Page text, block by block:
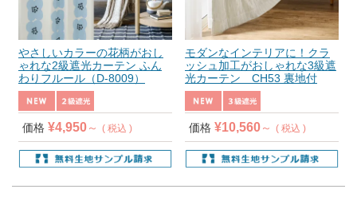
やさしいカラーの花柄がおし
ゃれな2級遮光カーテン ふん
わりフルール（D-8009）
価格 ¥4,950 税込
モダンなインテリアに！クラ
ッシュ加工がおしゃれな3級遮
光カーテン CH53 裏地付
価格 ¥10,560 税込